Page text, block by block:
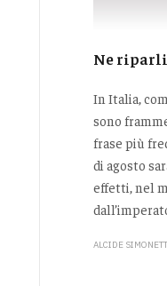
Ne
In Italia,
sono
frase più
di agosto
effetti, nel
ALCIDE